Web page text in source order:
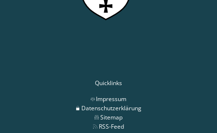
Quicklinks
Impressum
Datenschutzerklärung
Sitemap
RSS-Feed